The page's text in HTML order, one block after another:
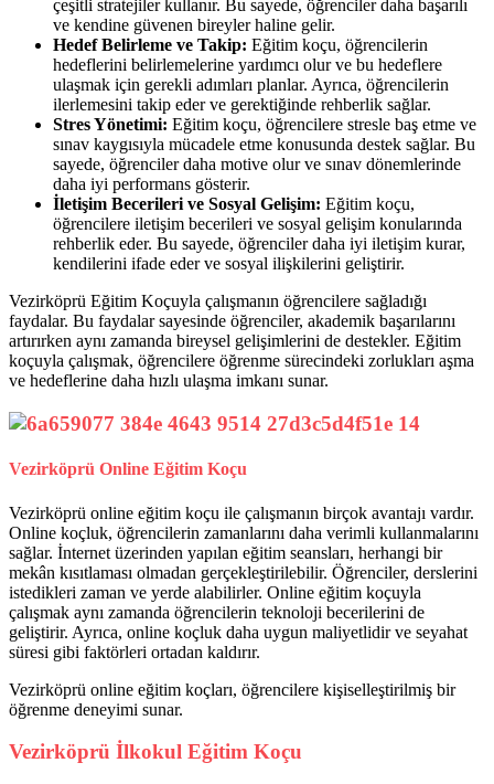
çeşitli stratejiler kullanır. Bu sayede, öğrenciler daha başarılı
ve kendine güvenen bireyler haline gelir.
Hedef Belirleme ve Takip: Eğitim koçu, öğrencilerin
hedeflerini belirlemelerine yardımcı olur ve bu hedeflere
ulaşmak için gerekli adımları planlar. Ayrıca, öğrencilerin
ilerlemesini takip eder ve gerektiğinde rehberlik sağlar.
Stres Yönetimi: Eğitim koçu, öğrencilere stresle baş etme ve
sınav kaygısıyla mücadele etme konusunda destek sağlar. Bu
sayede, öğrenciler daha motive olur ve sınav dönemlerinde
daha iyi performans gösterir.
İletişim Becerileri ve Sosyal Gelişim: Eğitim koçu,
öğrencilere iletişim becerileri ve sosyal gelişim konularında
rehberlik eder. Bu sayede, öğrenciler daha iyi iletişim kurar,
kendilerini ifade eder ve sosyal ilişkilerini geliştirir.
Vezirköprü Eğitim Koçuyla çalışmanın öğrencilere sağladığı
faydalar. Bu faydalar sayesinde öğrenciler, akademik başarılarını
artırırken aynı zamanda bireysel gelişimlerini de destekler. Eğitim
koçuyla çalışmak, öğrencilere öğrenme sürecindeki zorlukları aşma
ve hedeflerine daha hızlı ulaşma imkanı sunar.
Vezirköprü Online Eğitim Koçu
Vezirköprü online eğitim koçu ile çalışmanın birçok avantajı vardır.
Online koçluk, öğrencilerin zamanlarını daha verimli kullanmalarını
sağlar. İnternet üzerinden yapılan eğitim seansları, herhangi bir
mekân kısıtlaması olmadan gerçekleştirilebilir. Öğrenciler, derslerini
istedikleri zaman ve yerde alabilirler. Online eğitim koçuyla
çalışmak aynı zamanda öğrencilerin teknoloji becerilerini de
geliştirir. Ayrıca, online koçluk daha uygun maliyetlidir ve seyahat
süresi gibi faktörleri ortadan kaldırır.
Vezirköprü online eğitim koçları, öğrencilere kişiselleştirilmiş bir
öğrenme deneyimi sunar.
Vezirköprü İlkokul Eğitim Koçu